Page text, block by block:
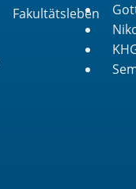
Fakultätsleben